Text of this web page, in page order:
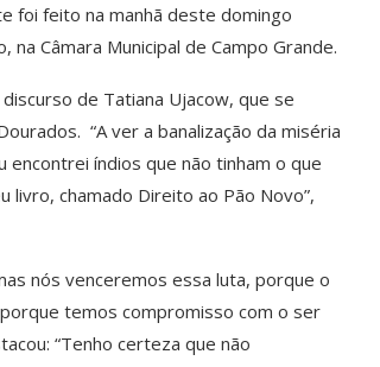
foi feito na manhã deste domingo
Câmara Municipal de Campo Grande.
de Tatiana Ujacow, que se
“A ver a banalização da miséria
encontrei índios que não tinham o que
livro, chamado Direito ao Pão Novo”,
nós venceremos essa luta, porque o
temos compromisso com o ser
“Tenho certeza que não